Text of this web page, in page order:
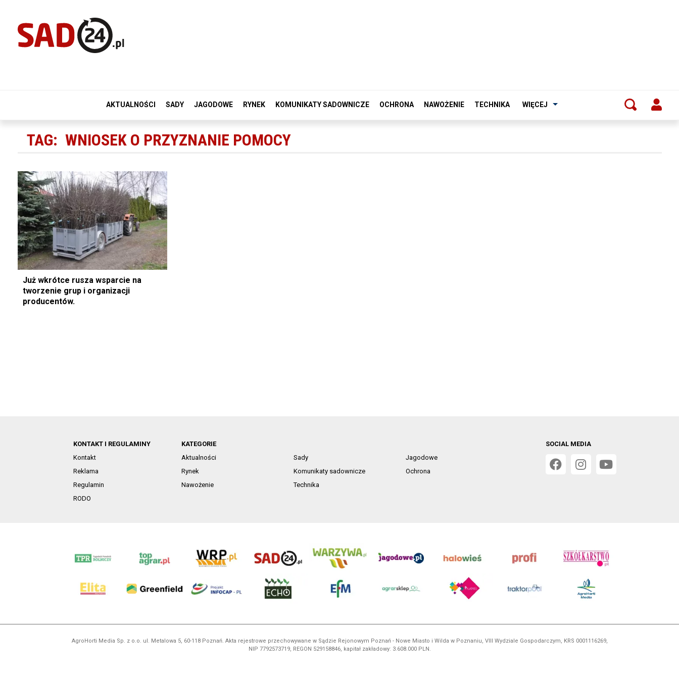
AKTUALNOŚCI SADY JAGODOWE RYNEK KOMUNIKATY SADOWNICZE OCHRONA NAWOŻENIE TECHNIKA WIĘCEJ
TAG: WNIOSEK O PRZYZNANIE POMOCY
Już wkrótce rusza wsparcie na
tworzenie grup i organizacji
producentów.
KONTAKT I REGULAMINY
Kontakt
Reklama
Regulamin
RODO
KATEGORIE
Aktualności
Sady
Jagodowe
Rynek
Komunikaty sadownicze
Ochrona
Nawożenie
Technika
SOCIAL MEDIA
AgroHorti Media Sp. z o.o. ul. Metalowa 5, 60-118 Poznań. Akta rejestrowe przechowywane w Sądzie Rejonowym Poznań - Nowe Miasto i Wilda w Poznaniu, VIII Wydziale Gospodarczym, KRS 0001116269,
NIP 7792573719, REGON 529158846, kapitał zakładowy: 3.608.000 PLN.